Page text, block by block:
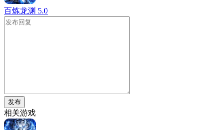
百炼龙渊 5.0
发布
相关游戏